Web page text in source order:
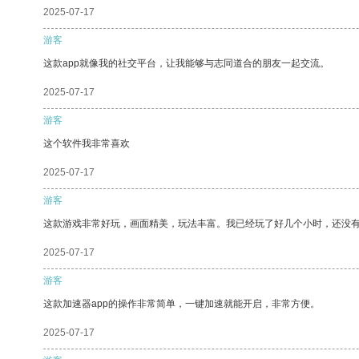
2025-07-17
游客
这款app就像我的社交平台，让我能够与志同道合的朋友一起交流。
2025-07-17
游客
这个软件我非常喜欢
2025-07-17
游客
这款游戏非常好玩，画面精美，玩法丰富。我已经玩了好几个小时，还没
2025-07-17
游客
这款加速器app的操作非常简单，一键加速就能开启，非常方便。
2025-07-17